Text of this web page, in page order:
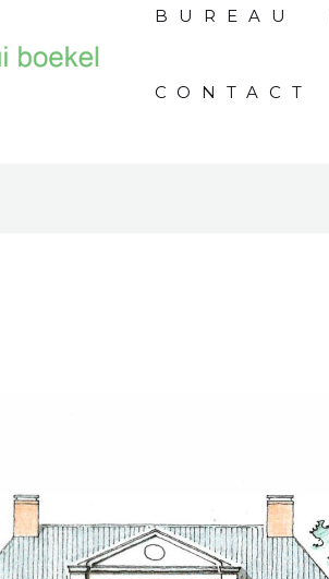
BUREAU
CONTACT